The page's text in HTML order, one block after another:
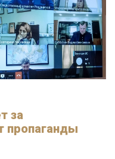
за
пропаганды